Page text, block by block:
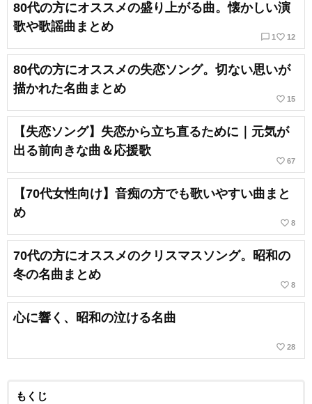
80代の方にオススメの盛り上がる曲。懐かしい演
歌や歌謡曲まとめ
chat_bubble_outline 1 favorite_border 12
80代の方にオススメの失恋ソング。切ない思いが
描かれた名曲まとめ
favorite_border 15
【失恋ソング】失恋から立ち直るために｜元気が
出る前向きな曲＆応援歌
favorite_border 67
【70代女性向け】音痴の方でも歌いやすい曲まと
め
favorite_border 8
70代の方にオススメのクリスマスソング。昭和の
冬の名曲まとめ
favorite_border 8
心に響く、昭和の泣ける名曲
favorite_border 28
もくじ